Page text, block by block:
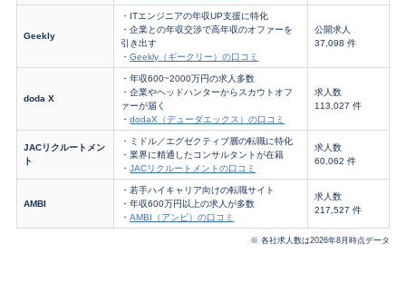
Geekly
・ITエンジニアの年収UP支援に特化
・企業との年収交渉で高年収のオファーを
引き出す
・Geekly（ギークリー）の口コミ
公開求人
37,098 件
doda X
・年収600~2000万円の求人多数
・企業やヘッドハンターからスカウトオフ
ァーが届く
・dodaX（デューダエックス）の口コミ
求人数
113,027 件
JACリクルートメン
ト
・ミドル／エグゼクティブ層の転職に特化
・業界に精通したコンサルタントが在籍
・JACリクルートメントの口コミ
求人数
60,062 件
AMBI
・若手ハイキャリア向けの転職サイト
・年収600万円以上の求人が多数
・AMBI（アンビ）の口コミ
求人数
217,527 件
※ 各社求人数は2026年8月時点データ